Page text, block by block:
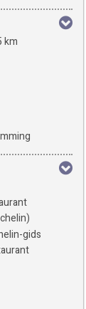
km
gids